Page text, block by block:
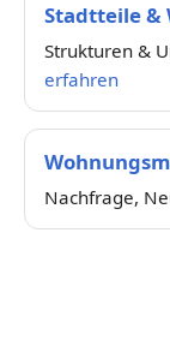
Stadtteile &
Strukturen &
erfahren
Nachfrage,